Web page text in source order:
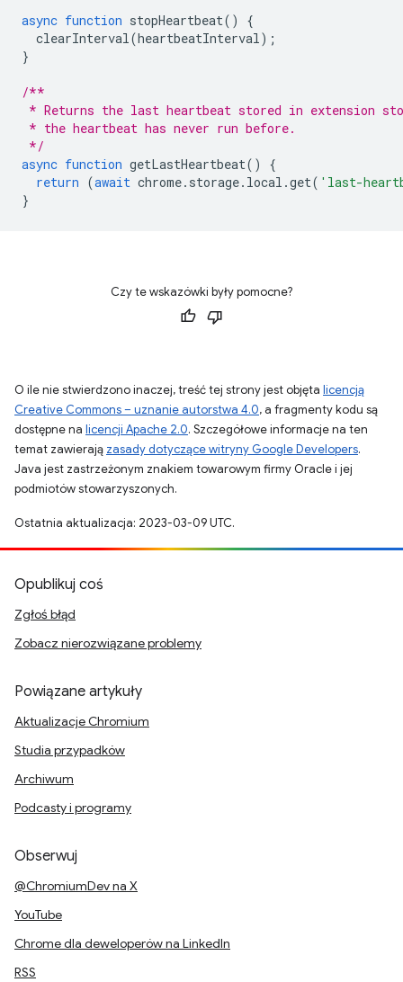
async function stopHeartbeat()
{
clearInterval(heartbeatInterval);
}
/**
* Returns the last heartbeat stored in extension
* the heartbeat has never run before.
*/
async function getLastHeartbeat()
{
return (await chrome. storage. local .get( 'last-
}
Czy te wskazówki były pomocne?
O ile nie stwierdzono inaczej, treść tej strony jest objęta licencją
Creative Commons – uznanie autorstwa 4.0, a fragmenty kodu są
dostępne na licencji Apache 2.0. Szczegółowe informacje na ten
temat zawierają zasady dotyczące witryny Google Developers.
Java jest zastrzeżonym znakiem towarowym firmy Oracle i jej
podmiotów stowarzyszonych.
Ostatnia aktualizacja: 2023-03-09 UTC.
Opublikuj coś
Zgłoś błąd
Zobacz nierozwiązane problemy
Powiązane artykuły
Aktualizacje Chromium
Studia przypadków
Archiwum
Podcasty i programy
Obserwuj
@ChromiumDev na X
YouTube
Chrome dla deweloperów na LinkedIn
RSS